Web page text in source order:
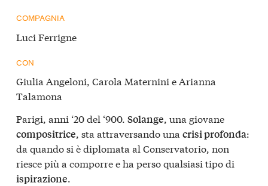
COMPAGNIA
Luci Ferrigne
CON
Giulia Angeloni, Carola Maternini e Arianna
Talamona
Parigi, anni ‘20 del ‘900. Solange, una giovane
compositrice, sta attraversando una crisi profonda:
da quando si è diplomata al Conservatorio, non
riesce più a comporre e ha perso qualsiasi tipo di
ispirazione.